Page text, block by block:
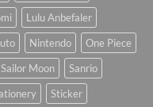
Lulu Anbefaler
Nintendo
One Piece
Sailor Moon
Sanrio
Sticker